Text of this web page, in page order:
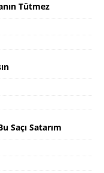
Tütmez
Saçı Satarım